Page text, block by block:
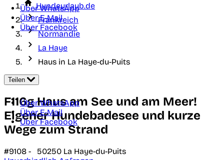
Über WhatsApp
Über E-Mail
Über Facebook
Hundeurlaub.de
Frankreich
Normandie
La Haye
Haus in La Haye-du-Puits
Teilen
Über WhatsApp
Über E-Mail
Über Facebook
F116g Haus am See und am Meer!
Eigener Hundebadesee und kurze
Wege zum Strand
#9108 - 50250 La Haye-du-Puits